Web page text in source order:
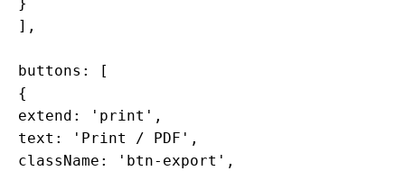
}
],
buttons: [
{
extend: 'print',
text: 'Print / PDF',
className: 'btn-export',